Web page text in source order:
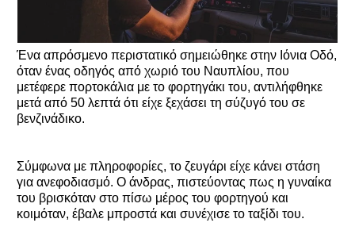
Ένα απρόσμενο περιστατικό σημειώθηκε στην Ιόνια Οδό,
όταν ένας οδηγός από χωριό του Ναυπλίου, που
μετέφερε πορτοκάλια με το φορτηγάκι του, αντιλήφθηκε
μετά από 50 λεπτά ότι είχε ξεχάσει τη σύζυγό του σε
βενζινάδικο.
Σύμφωνα με πληροφορίες, το ζευγάρι είχε κάνει στάση
για ανεφοδιασμό. Ο άνδρας, πιστεύοντας πως η γυναίκα
του βρισκόταν στο πίσω μέρος του φορτηγού και
κοιμόταν, έβαλε μπροστά και συνέχισε το ταξίδι του.